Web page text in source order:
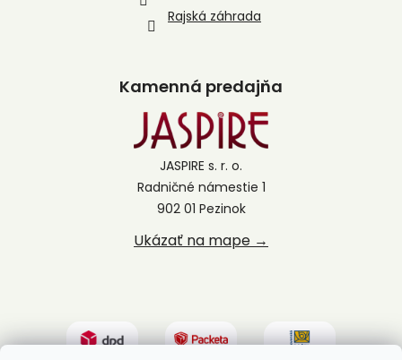
Rajská záhrada
Kamenná predajňa
JASPIRE s. r. o.
Radničné námestie 1
902 01 Pezinok
Ukázať na mape →